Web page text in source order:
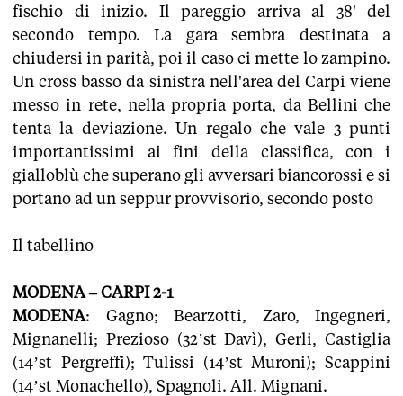
fischio di inizio. Il pareggio arriva al 38' del
secondo tempo. La gara sembra destinata a
chiudersi in parità, poi il caso ci mette lo zampino.
Un cross basso da sinistra nell'area del Carpi viene
messo in rete, nella propria porta, da Bellini che
tenta la deviazione. Un regalo che vale 3 punti
importantissimi ai fini della classifica, con i
gialloblù che superano gli avversari biancorossi e si
portano ad un seppur provvisorio, secondo posto
Il tabellino
MODENA – CARPI 2-1
MODENA: Gagno; Bearzotti, Zaro, Ingegneri,
Mignanelli; Prezioso (32’st Davì), Gerli, Castiglia
(14’st Pergreffi); Tulissi (14’st Muroni); Scappini
(14’st Monachello), Spagnoli. All. Mignani.